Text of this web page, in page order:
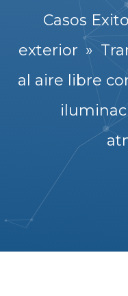
Casos
exterior »
al aire libre